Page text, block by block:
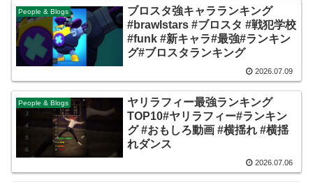
People & Blogs
ブロスタ強キャラランキング
#brawlstars #ブロスタ #戦犯学校
#funk #新キャラ#最強#ランキン
グ#ブロスタランキング
2026.07.09
People & Blogs
ヤリラフィー最強ランキング
TOP10#ヤリラフィー#ランキン
グ #おもしろ動画 #横揺れ #横揺
れダンス
2026.07.06